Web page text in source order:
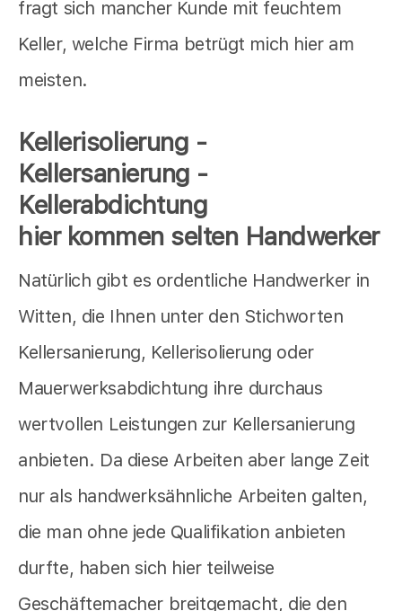
fragt sich mancher Kunde mit feuchtem
Keller, welche Firma betrügt mich hier am
meisten.
Kellerisolierung -
Kellersanierung -
Kellerabdichtung
hier kommen selten Handwerker
Natürlich gibt es ordentliche Handwerker in
Witten, die Ihnen unter den Stichworten
Kellersanierung, Kellerisolierung oder
Mauerwerksabdichtung ihre durchaus
wertvollen Leistungen zur Kellersanierung
anbieten. Da diese Arbeiten aber lange Zeit
nur als handwerksähnliche Arbeiten galten,
die man ohne jede Qualifikation anbieten
durfte, haben sich hier teilweise
Geschäftemacher breitgemacht, die den